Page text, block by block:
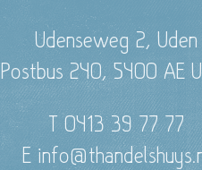
Udenseweg 2, Uden
Postbus 240, 5400 AE
T 0413 39 77 77
E